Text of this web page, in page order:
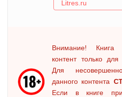
Litres.ru
Внимание! Книга
контент только для
Для
данного контента
Если в книге